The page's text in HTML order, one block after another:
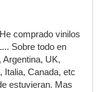
comprado vinilos
Sobre todo en
UK,
Italia, Canada, etc
estuvieran. Mas